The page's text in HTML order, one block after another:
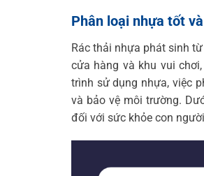
Phân loại nhựa tốt
Rác thải nhựa phát sinh
cửa hàng và khu vui
trình sử dụng nhựa, việc
và bảo vệ môi trường.
đối với sức khỏe con